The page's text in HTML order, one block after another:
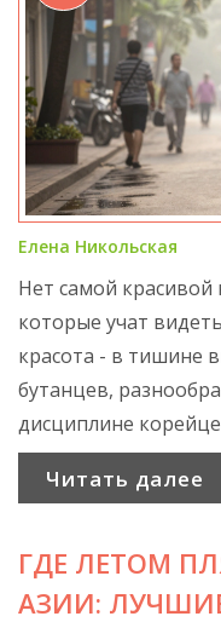
Елена Никольская
Нет самой
которые учат
красота - в тишине
бутанцев,
дисциплине
Читать далее
ГДЕ ЛЕТОМ
АЗИИ: